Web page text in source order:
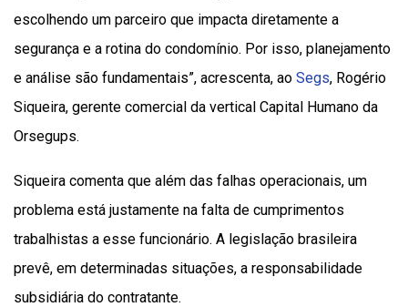
escolhendo um parceiro que impacta diretamente a
segurança e a rotina do condomínio. Por isso, planejamento
e análise são fundamentais”, acrescenta, ao Segs, Rogério
Siqueira, gerente comercial da vertical Capital Humano da
Orsegups.
Siqueira comenta que além das falhas operacionais, um
problema está justamente na falta de cumprimentos
trabalhistas a esse funcionário. A legislação brasileira
prevê, em determinadas situações, a responsabilidade
subsidiária do contratante.